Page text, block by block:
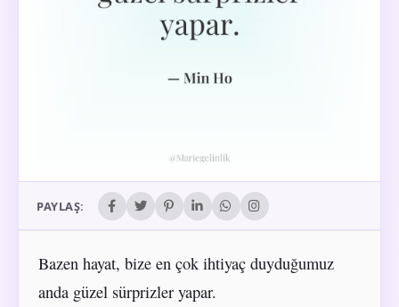
PAYLAŞ:
Bazen hayat, bize en çok ihtiyaç duyduğumuz
anda güzel sürprizler yapar.